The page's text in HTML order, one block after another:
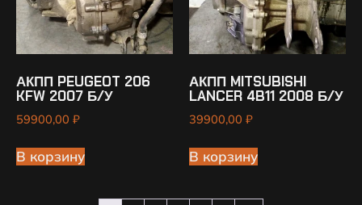
АКПП PEUGEOT 206
KFW 2007 Б/У
59900,00 ₽
В корзину
АКПП MITSUBISHI
LANCER 4B11 2008 Б/У
39900,00 ₽
В корзину